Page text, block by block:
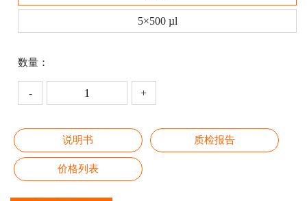
5×500 µl
数量：
- +
说明书 质检报告
价格列表